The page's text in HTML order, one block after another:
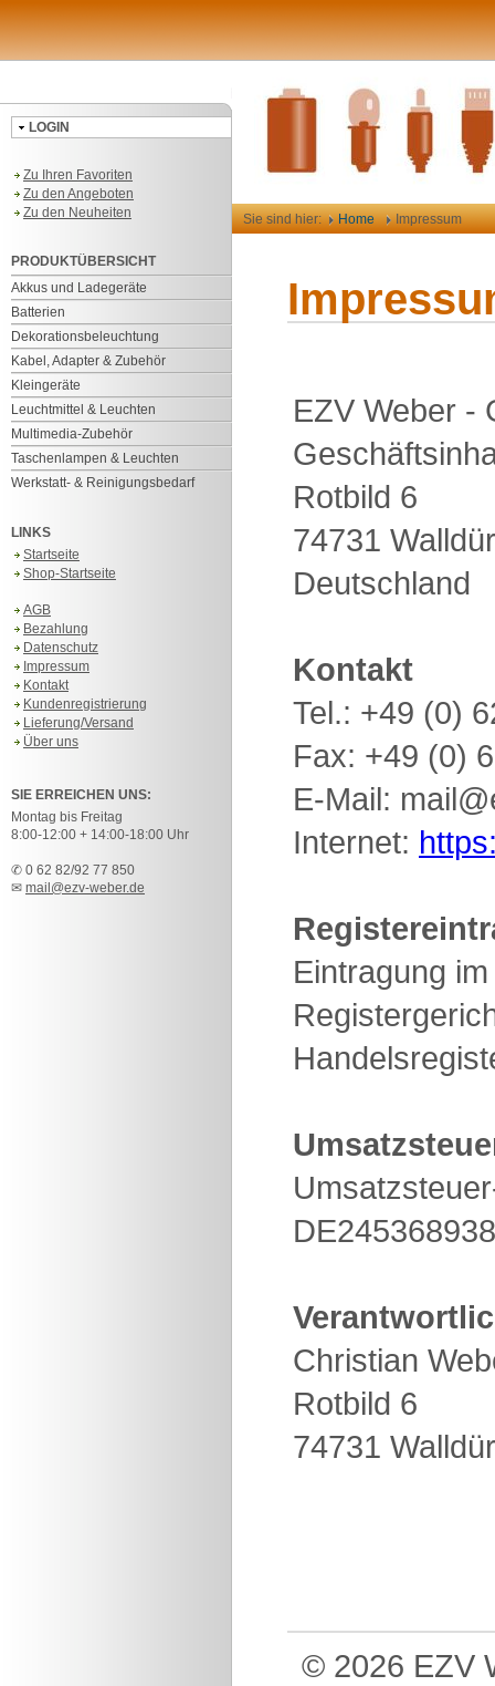
LOGIN
Zu Ihren Favoriten
Zu den Angeboten
Zu den Neuheiten
PRODUKTÜBERSICHT
Akkus und Ladegeräte
Batterien
Dekorationsbeleuchtung
Kabel, Adapter & Zubehör
Kleingeräte
Leuchtmittel & Leuchten
Multimedia-Zubehör
Taschenlampen & Leuchten
Werkstatt- & Reinigungsbedarf
LINKS
Startseite
Shop-Startseite
AGB
Bezahlung
Datenschutz
Impressum
Kontakt
Kundenregistrierung
Lieferung/Versand
Über uns
SIE ERREICHEN UNS:
Montag bis Freitag
8:00-12:00 + 14:00-18:00 Uhr
✆ 0 62 82/92 77 850
✉ mail@ezv-weber.de
Sie sind hier: Home Impressum
EZV Weber -
Rotbild 6
74731
Deutschland
Kontakt
Tel.: +49 (0)
Fax: +49 (0)
E-Mail: mail
Internet:
Eintragung
DE245368938
Christian
Rotbild 6
74731
© 2026 EZV